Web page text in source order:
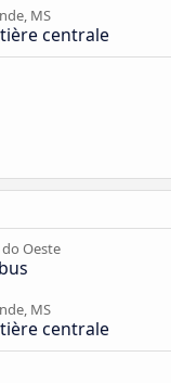
MS
centrale
Oeste
MS
centrale